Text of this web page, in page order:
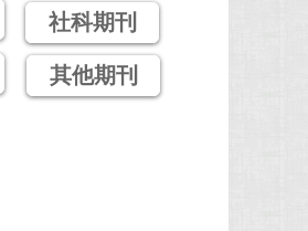
社科期刊
其他期刊